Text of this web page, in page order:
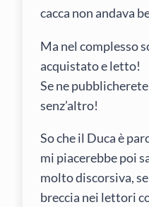
cacca non andava
Ma nel complesso
acquistato e letto!
Se ne
senz’altro!
So che il Duca è
mi piacerebbe poi
molto discorsiva,
breccia nei lettori